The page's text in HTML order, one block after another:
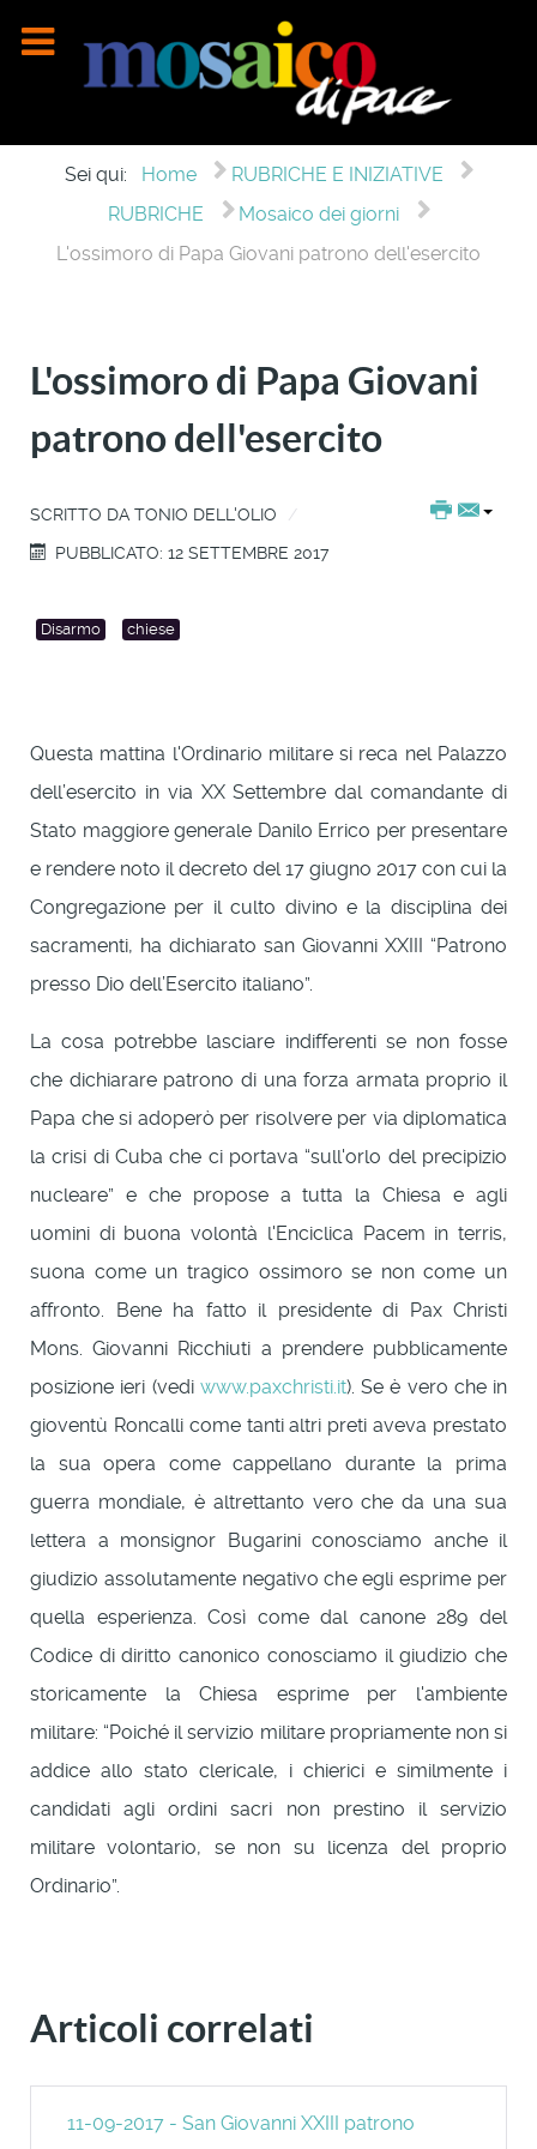
Sei qui: Home
RUBRICHE E INIZIATIVE
RUBRICHE
Mosaico dei giorni
L'ossimoro di Papa Giovani patrono dell'esercito
L'ossimoro di Papa Giovani
patrono dell'esercito
SCRITTO DA TONIO DELL'OLIO
PUBBLICATO: 12 SETTEMBRE 2017
Disarmo chiese
Questa mattina l'Ordinario militare si reca nel Palazzo
dell’esercito in via XX Settembre dal comandante di
Stato maggiore generale Danilo Errico per presentare
e rendere noto il decreto del 17 giugno 2017 con cui la
Congregazione per il culto divino e la disciplina dei
sacramenti, ha dichiarato san Giovanni XXIII “Patrono
presso Dio dell’Esercito italiano”.
La cosa potrebbe lasciare indifferenti se non fosse
che dichiarare patrono di una forza armata proprio il
Papa che si adoperò per risolvere per via diplomatica
la crisi di Cuba che ci portava “sull'orlo del precipizio
nucleare” e che propose a tutta la Chiesa e agli
uomini di buona volontà l'Enciclica Pacem in terris,
suona come un tragico ossimoro se non come un
affronto. Bene ha fatto il presidente di Pax Christi
Mons. Giovanni Ricchiuti a prendere pubblicamente
posizione ieri (vedi www.paxchristi.it). Se è vero che in
gioventù Roncalli come tanti altri preti aveva prestato
la sua opera come cappellano durante la prima
guerra mondiale, è altrettanto vero che da una sua
lettera a monsignor Bugarini conosciamo anche il
giudizio assolutamente negativo che egli esprime per
quella esperienza. Così come dal canone 289 del
Codice di diritto canonico conosciamo il giudizio che
storicamente la Chiesa esprime per l'ambiente
militare: “Poiché il servizio militare propriamente non si
addice allo stato clericale, i chierici e similmente i
candidati agli ordini sacri non prestino il servizio
militare volontario, se non su licenza del proprio
Ordinario”.
Articoli correlati
11-09-2017 - San Giovanni XXIII patrono